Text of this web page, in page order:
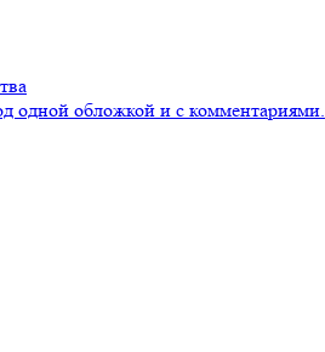
одной обложкой и с комментариями.